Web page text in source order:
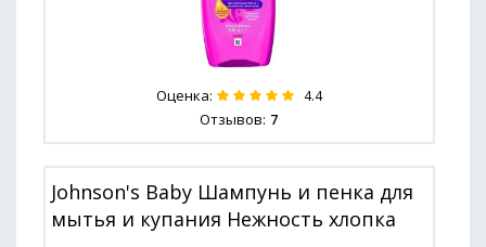
Оценка: 4.4
Отзывов: 7
Johnson's Baby Шампунь и пенка для
мытья и купания Нежность хлопка